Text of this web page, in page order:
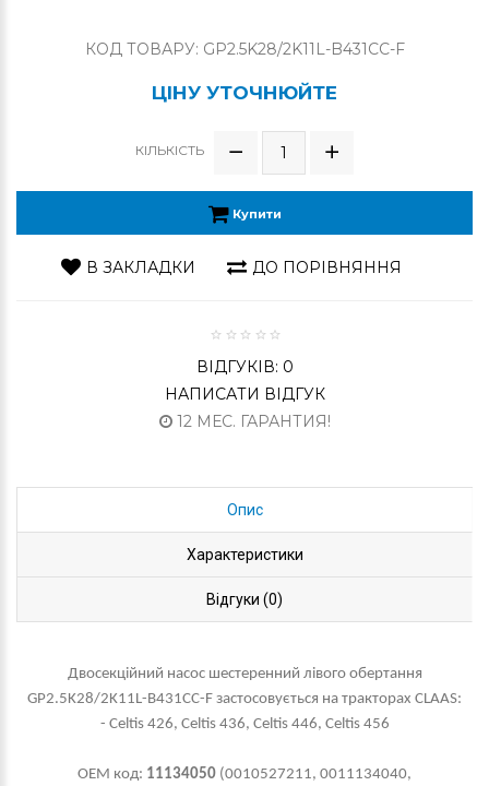
КОД ТОВАРУ: GP2.5K28/2K11L-B431CC-F
ЦІНУ УТОЧНЮЙТЕ
КІЛЬКІСТЬ
Купити
В ЗАКЛАДКИ ДО ПОРІВНЯННЯ
ВІДГУКІВ: 0
НАПИСАТИ ВІДГУК
12 МЕС. ГАРАНТИЯ!
Опис
Характеристики
Відгуки (0)
Двосекційний насос шестеренний лівого обертання
GP2.5K28/2K11L-B431CC-F застосовується на тракторах CLAAS:
- Celtis 426, Celtis 436, Celtis 446, Celtis 456
ОЕМ код: 11134050 (0010527211, 0011134040,